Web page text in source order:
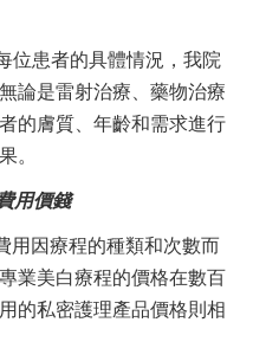
位患者的具體情況，我院
論是雷射治療、藥物治療
的膚質、年齡和需求進行
。
用價錢
用因療程的種類和次數而
業美白療程的價格在數百
的私密護理產品價格則相